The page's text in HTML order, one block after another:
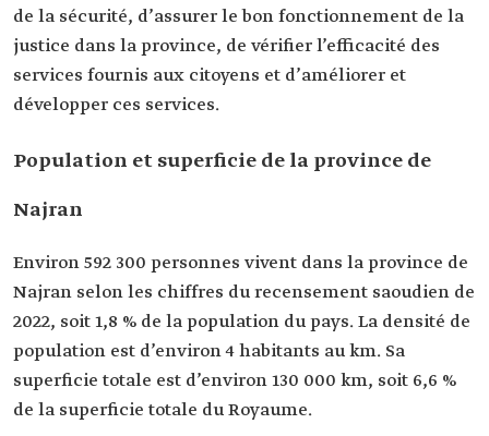
de la sécurité, d’assurer le bon fonctionnement de la
justice dans la province, de vérifier l’efficacité des
services fournis aux citoyens et d’améliorer et
développer ces services.
Population et superficie de la province de
Najran
Environ 592 300 personnes vivent dans la province de
Najran selon les chiffres du recensement saoudien de
2022, soit 1,8 % de la population du pays. La densité de
population est d’environ 4 habitants au km. Sa
superficie totale est d’environ 130 000 km, soit 6,6 %
de la superficie totale du Royaume.